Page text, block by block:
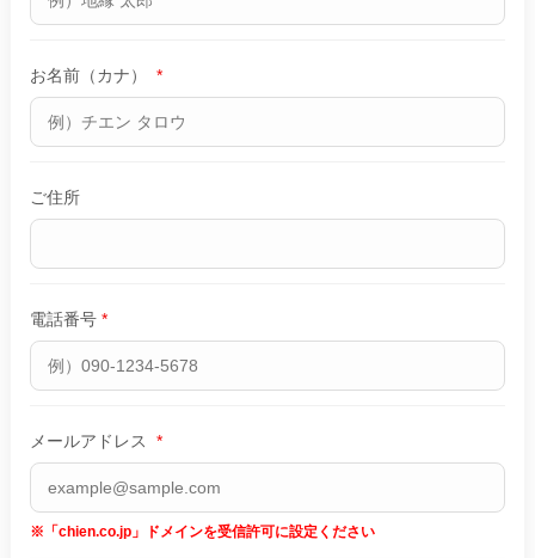
お名前（カナ） *
ご住所
電話番号 *
メールアドレス *
※「chien.co.jp」ドメインを受信許可に設定ください